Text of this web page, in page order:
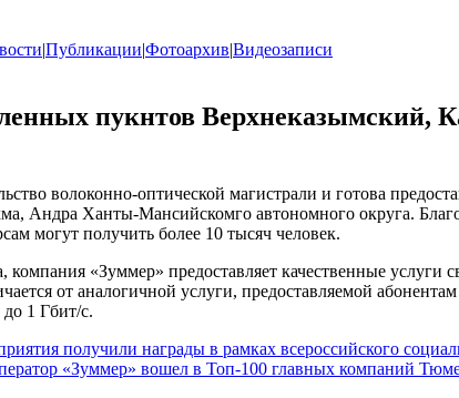
|Публикации|Фотоархив|Видеозаписи
пукнтов
волоконно-оптической магистрали и готова
Андра Ханты-Мансийскомго автономного округа.
могут получить более 10 тысяч человек.
компания «Зуммер» предоставляет качественные
от аналогичной услуги, предоставляемой
1 Гбит/с.
получили награды в рамках всероссийского
«Зуммер» вошел в Топ-100 главных компаний